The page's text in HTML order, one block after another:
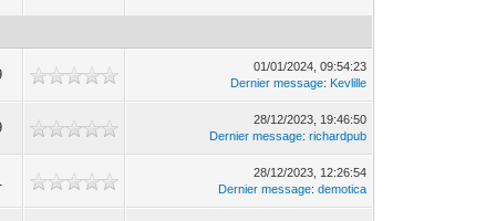
01/01/2024, 09:54:23
Dernier message: Kevlille
28/12/2023, 19:46:50
Dernier message:richardpub
28/12/2023, 12:26:54
Dernier message:demotica